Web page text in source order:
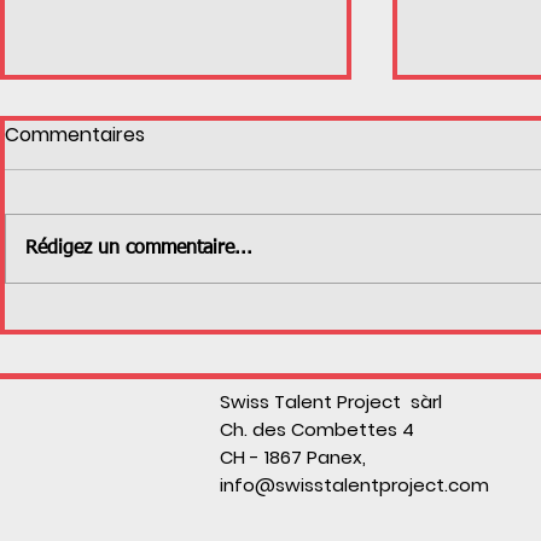
BMX News
adaptées
Commentaires
Rédigez un commentaire...
Swiss Talent Project sàrl
Ch. des Combettes 4
CH - 1867 Panex,
info@swisstalentproject.com